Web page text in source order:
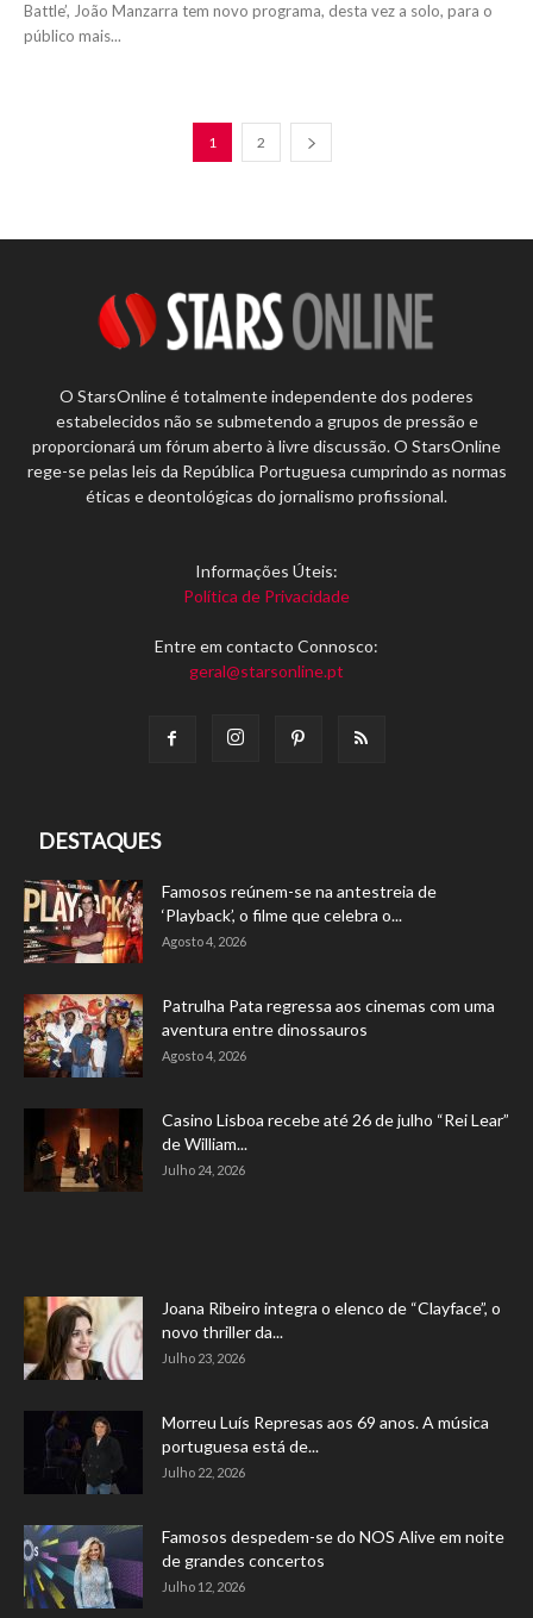
Battle’, João Manzarra tem novo programa, desta vez a solo, para o
público mais...
1 2
O StarsOnline é totalmente independente dos poderes
estabelecidos não se submetendo a grupos de pressão e
proporcionará um fórum aberto à livre discussão. O StarsOnline
rege-se pelas leis da República Portuguesa cumprindo as normas
éticas e deontológicas do jornalismo profissional.
Informações Úteis:
Política de Privacidade
Entre em contacto Connosco:
geral@starsonline.pt
DESTAQUES
Famosos reúnem-se na antestreia de
‘Playback’, o filme que celebra o...
Agosto 4, 2026
Patrulha Pata regressa aos cinemas com uma
aventura entre dinossauros
Agosto 4, 2026
Casino Lisboa recebe até 26 de julho “Rei Lear”
de William...
Julho 24, 2026
Joana Ribeiro integra o elenco de “Clayface”, o
novo thriller da...
Julho 23, 2026
Morreu Luís Represas aos 69 anos. A música
portuguesa está de...
Julho 22, 2026
Famosos despedem-se do NOS Alive em noite
de grandes concertos
Julho 12, 2026